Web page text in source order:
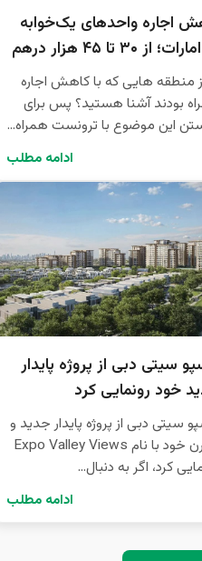
اجاره واحدهای یک‌خوابه
از ۳۰ تا ۴۵ هزار درهم
از منطقه هایی که با کاهش اجاره
بودند آشنا هستید؟ پس برای
این موضوع با ترونست همراه...
ادامه مطلب
سیتی دبی از پروژه پایدار
خود رونمایی کرد
سیتی دبی از پروژه پایدار جدید و
مدرن خود با نام Expo Valley Views
کرد، اگر به دنبال...
ادامه مطلب